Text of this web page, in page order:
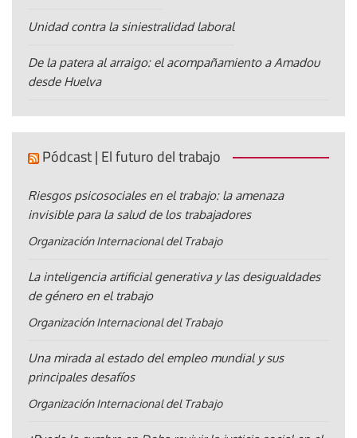
Unidad contra la siniestralidad laboral
De la patera al arraigo: el acompañamiento a Amadou
desde Huelva
Pódcast | El futuro del trabajo
Riesgos psicosociales en el trabajo: la amenaza
invisible para la salud de los trabajadores
Organización Internacional del Trabajo
La inteligencia artificial generativa y las desigualdades
de género en el trabajo
Organización Internacional del Trabajo
Una mirada al estado del empleo mundial y sus
principales desafíos
Organización Internacional del Trabajo